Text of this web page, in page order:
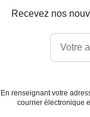
Recevez nos
En renseignant votre
courrier électronique